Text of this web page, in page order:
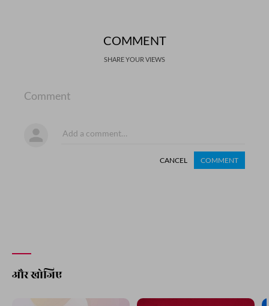
COMMENT
SHARE YOUR VIEWS
Comment
CANCEL COMMENT
और खोजिए